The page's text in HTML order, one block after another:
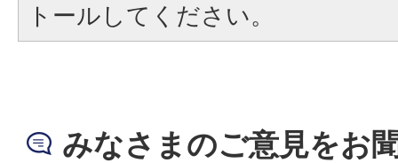
トールしてください。
みなさまのご意見をお